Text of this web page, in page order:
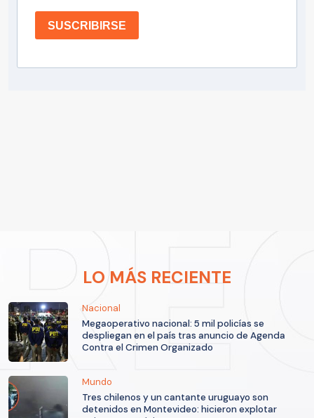
SUSCRIBIRSE
LO MÁS RECIENTE
Nacional
Megaoperativo nacional: 5 mil policías se
despliegan en el país tras anuncio de Agenda
Contra el Crimen Organizado
Mundo
Tres chilenos y un cantante uruguayo son
detenidos en Montevideo: hicieron explotar